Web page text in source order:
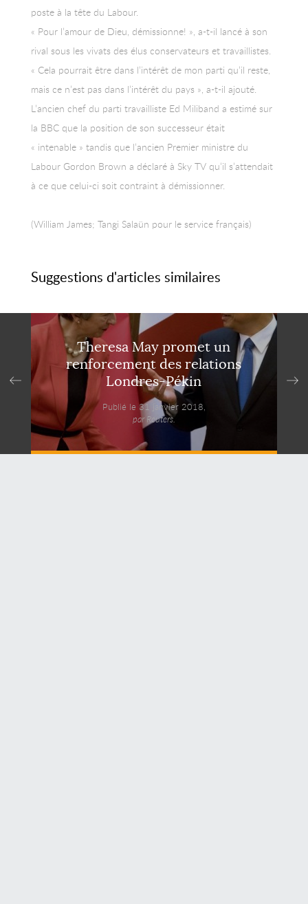
poste à la tête du Labour.
« Pour l’amour de Dieu, démissionne! », a-t-il lancé à son
rival sous les vivats des élus conservateurs et travaillistes.
« Cela pourrait être dans l’intérêt de mon parti qu’il reste,
mais ce n’est pas dans l’intérêt du pays », a-t-il ajouté.
L’ancien chef du parti travailliste Ed Miliband a estimé sur
la BBC que la position de son successeur était
« intenable » tandis que l’ancien Premier ministre du
Labour Gordon Brown a déclaré à Sky TV qu’il s’attendait
à ce que celui-ci soit contraint à démissionner.
(William James; Tangi Salaün pour le service français)
Suggestions d'articles similaires
Theresa May promet un
renforcement des relations
Londres-Pékin
Publié le 31 janvier 2018,
par Reuters.